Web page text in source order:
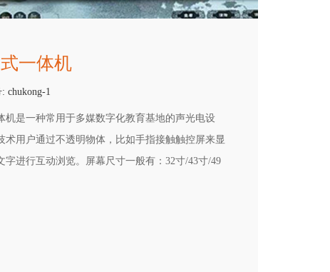
一体机
: chukong-1
机是一种常用于多媒数字化教育基地的声光电设
术用户通过不透明物体，比如手指接触触控屏来显
进行互动浏览。屏幕尺寸一般有：32寸/43寸/49
文字轮播、及时互动触摸功能和随时滑动查询等。